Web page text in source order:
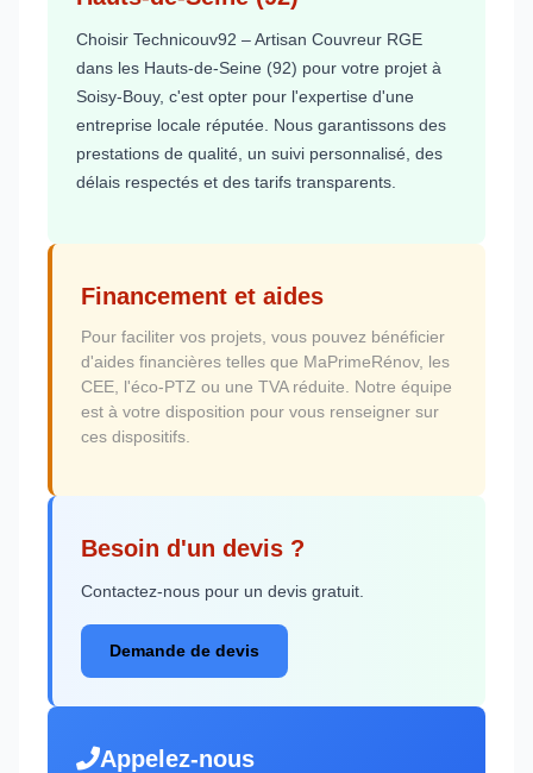
Choisir Technicouv92 – Artisan Couvreur RGE
dans les Hauts-de-Seine (92) pour votre projet à
Soisy-Bouy, c'est opter pour l'expertise d'une
entreprise locale réputée. Nous garantissons des
prestations de qualité, un suivi personnalisé, des
délais respectés et des tarifs transparents.
Financement et aides
Pour faciliter vos projets, vous pouvez bénéficier
d'aides financières telles que MaPrimeRénov, les
CEE, l'éco-PTZ ou une TVA réduite. Notre équipe
est à votre disposition pour vous renseigner sur
ces dispositifs.
Besoin d'un devis ?
Contactez-nous pour un devis gratuit.
Demande de devis
Appelez-nous